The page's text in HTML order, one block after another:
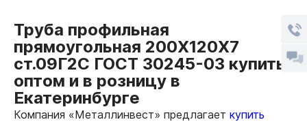
Труба профильная
прямоугольная 200Х120Х7
ст.09Г2С ГОСТ 30245-03 купить
оптом и в розницу в
Екатеринбурге
Компания «Металлинвест» предлагает купить